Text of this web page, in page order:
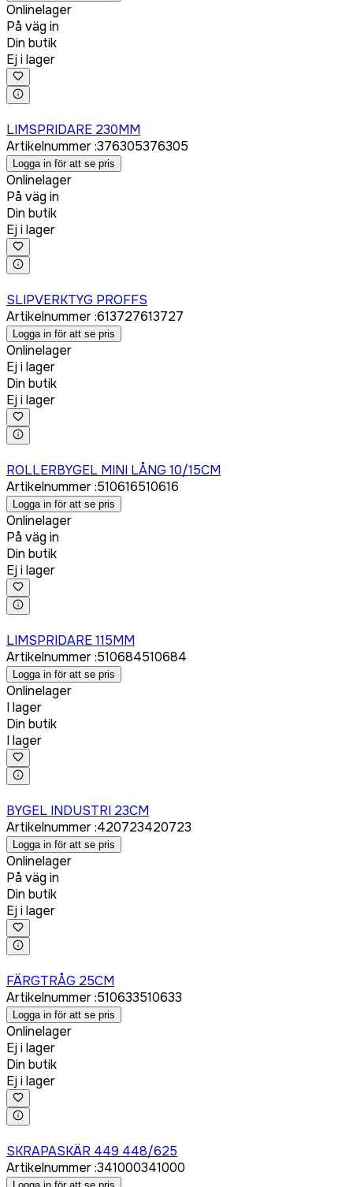
Onlinelager
På väg in
Din butik
Ej i lager
LIMSPRIDARE 230MM
Artikelnummer:376305376305
Logga in för att se pris
Onlinelager
På väg in
Din butik
Ej i lager
SLIPVERKTYG PROFFS
Artikelnummer:613727613727
Logga in för att se pris
Onlinelager
Ej i lager
Din butik
Ej i lager
ROLLERBYGEL MINI LÅNG 10/15CM
Artikelnummer:510616510616
Logga in för att se pris
Onlinelager
På väg in
Din butik
Ej i lager
LIMSPRIDARE 115MM
Artikelnummer:510684510684
Logga in för att se pris
Onlinelager
I lager
Din butik
I lager
BYGEL INDUSTRI 23CM
Artikelnummer:420723420723
Logga in för att se pris
Onlinelager
På väg in
Din butik
Ej i lager
FÄRGTRÅG 25CM
Artikelnummer:510633510633
Logga in för att se pris
Onlinelager
Ej i lager
Din butik
Ej i lager
SKRAPASKÄR 449 448/625
Artikelnummer:341000341000